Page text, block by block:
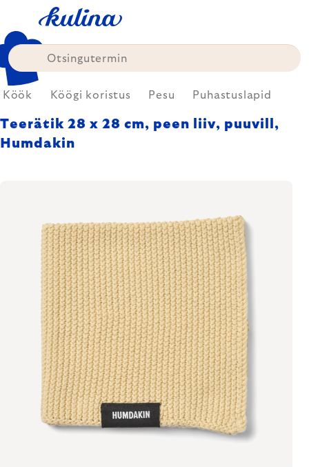
content
Köök Köögi koristus Pesu Puhastuslapid
Teerätik 28 x 28 cm, peen liiv, puuvill,
Humdakin